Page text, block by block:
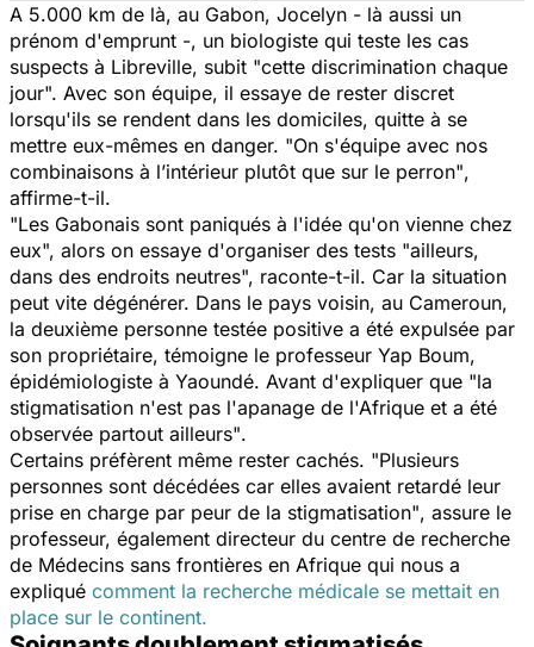
A 5.000 km de là, au Gabon, Jocelyn - là aussi un
prénom d'emprunt -, un biologiste qui teste les cas
suspects à Libreville, subit "cette discrimination chaque
jour". Avec son équipe, il essaye de rester discret
lorsqu'ils se rendent dans les domiciles, quitte à se
mettre eux-mêmes en danger. "On s'équipe avec nos
combinaisons à l’intérieur plutôt que sur le perron",
affirme-t-il.
"Les Gabonais sont paniqués à l'idée qu'on vienne chez
eux", alors on essaye d'organiser des tests "ailleurs,
dans des endroits neutres", raconte-t-il. Car la situation
peut vite dégénérer. Dans le pays voisin, au Cameroun,
la deuxième personne testée positive a été expulsée par
son propriétaire, témoigne le professeur Yap Boum,
épidémiologiste à Yaoundé. Avant d'expliquer que "la
stigmatisation n'est pas l'apanage de l'Afrique et a été
observée partout ailleurs".
Certains préfèrent même rester cachés. "Plusieurs
personnes sont décédées car elles avaient retardé leur
prise en charge par peur de la stigmatisation", assure le
professeur, également directeur du centre de recherche
de Médecins sans frontières en Afrique qui nous a
expliqué comment la recherche médicale se mettait en
place sur le continent.